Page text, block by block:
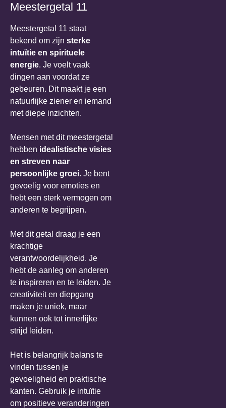
Meestergetal 11
Meestergetal 11 staat
bekend om zijn sterke
intuïtie en spirituele
energie. Je voelt vaak
dingen aan voordat ze
gebeuren. Dit maakt je een
natuurlijke ziener en iemand
met diepe inzichten.
Mensen met dit meestergetal
hebben idealistische visies
en streven naar
persoonlijke groei. Je bent
gevoelig voor emoties en
hebt een sterk vermogen om
anderen te begrijpen.
Met dit getal draag je een
krachtige
verantwoordelijkheid. Je
hebt de aanleg om anderen
te inspireren en te leiden. Je
creativiteit en diepgang
maken je uniek, maar
kunnen ook tot innerlijke
strijd leiden.
Het is belangrijk balans te
vinden tussen je
gevoeligheid en praktische
kanten. Gebruik je intuïtie
om positieve veranderingen